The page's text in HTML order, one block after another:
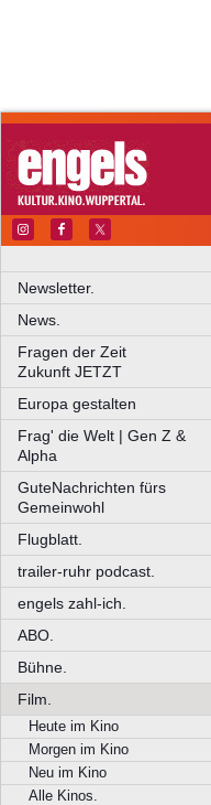
Newsletter.
News.
Fragen der Zeit
Zukunft JETZT
Europa gestalten
Frag' die Welt | Gen Z &
Alpha
GuteNachrichten fürs
Gemeinwohl
Flugblatt.
trailer-ruhr podcast.
engels zahl-ich.
ABO.
Bühne.
Film.
Heute im Kino
Morgen im Kino
Neu im Kino
Alle Kinos.